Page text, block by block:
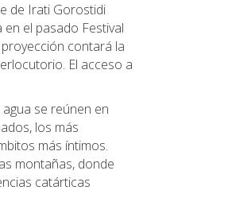
de Irati Gorostidi
el pasado Festival
contará la
El acceso a
se reúnen en
los más
más íntimos.
montañas, donde
catárticas